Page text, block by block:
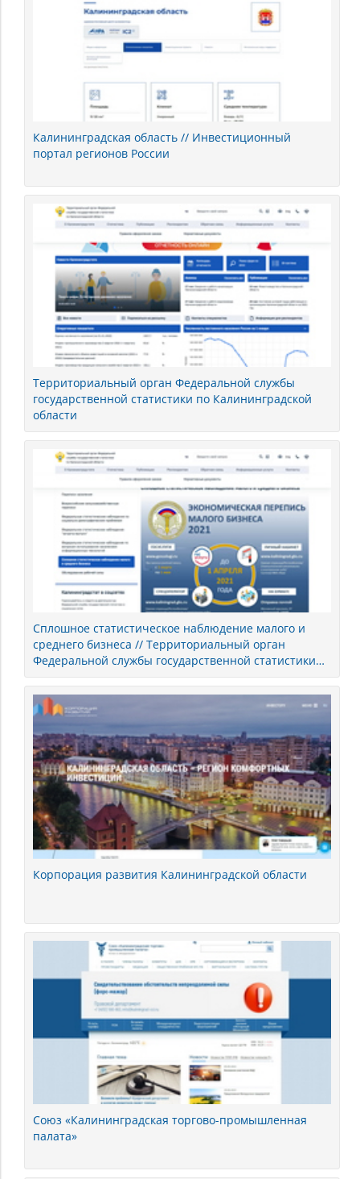
Калининградская область // Инвестиционный
портал регионов России
Территориальный орган Федеральной службы
государственной статистики по Калининградской
области
Сплошное статистическое наблюдение малого и
среднего бизнеса // Территориальный орган
Федеральной службы государственной статистики
по Калининградской области
Корпорация развития Калининградской области
Союз «Калининградская торгово-промышленная
палата»